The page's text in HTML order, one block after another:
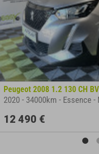
Peugeot 2008 1.2 130 CH
2020 - 34000km - Essence -
12 490 €